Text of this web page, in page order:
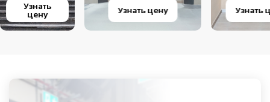
Узнать
цену
Узнать цену Узнать